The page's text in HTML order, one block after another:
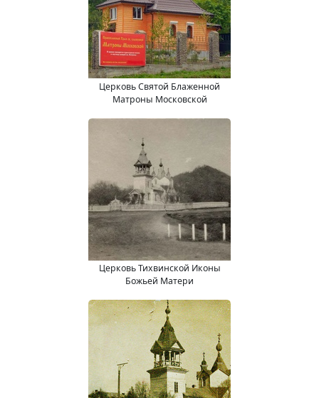
Церковь Святой Блаженной
Матроны Московской
Церковь Тихвинской Иконы
Божьей Матери